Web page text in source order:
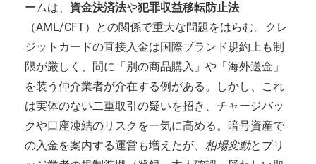
ームは、 資金決済法や犯罪収益移転防止法
（AML/CFT）との関係で重大な問題をはらむ。クレ
ジットカードの直接入金は国際ブランド規約上も制
限が厳しく、間に「別の商品購入」や「海外送金」
を装う仲介業者が介在する例がある。しかし、これ
は実体のない二重取引の疑いを招き、チャージバッ
クや口座凍結のリスクを一気に高める。暗号資産で
の入金を案内する運営も増えたが、 相場変動とブリ